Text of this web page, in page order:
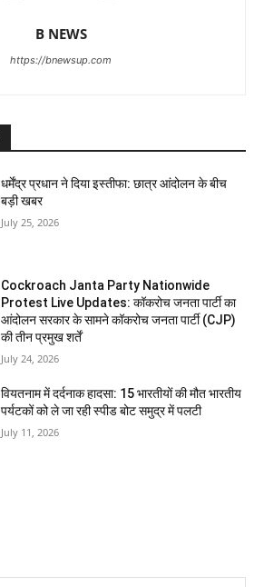
B NEWS
https://bnewsup.com
धर्मेंद्र प्रधान ने दिया इस्तीफा: छात्र आंदोलन के बीच
बड़ी खबर
July 25, 2026
Cockroach Janta Party Nationwide
Protest Live Updates: कॉकरोच जनता पार्टी का
आंदोलन सरकार के सामने कॉकरोच जनता पार्टी (CJP)
की तीन प्रमुख शर्तें
July 24, 2026
वियतनाम में दर्दनाक हादसा: 15 भारतीयों की मौत भारतीय
पर्यटकों को ले जा रही स्पीड बोट समुद्र में पलटी
July 11, 2026